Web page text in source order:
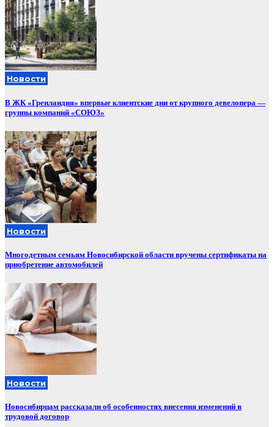
Новости
В ЖК «Гренландия» впервые клиентские дни от крупного девелопера —
группы компаний «СОЮЗ»
Новости
Многодетным семьям Новосибирской области вручены сертификаты на
приобретение автомобилей
Новости
Новосибирцам рассказали об особенностях внесения изменений в
трудовой договор